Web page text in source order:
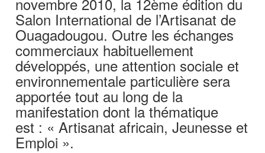
Salon International de l’Artisanat de
Ouagadougou. Outre les échanges
commerciaux habituellement
développés, une attention sociale et
environnementale particulière sera
apportée tout au long de la
manifestation dont la thématique
est : « Artisanat africain, Jeunesse et
Emploi ».